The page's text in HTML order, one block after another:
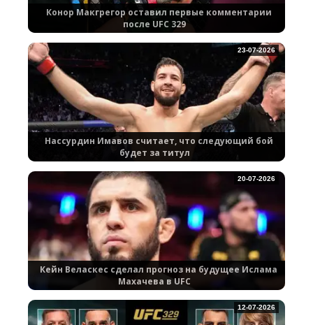
Конор Макгрегор оставил первые комментарии
после UFC 329
Нассурдин Имавов считает, что следующий бой
будет за титул
23-07-2026
Кейн Веласкес сделал прогноз на будущее Ислама
Махачева в UFC
20-07-2026
12-07-2026